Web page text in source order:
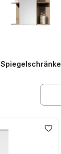
Spiegelschränke